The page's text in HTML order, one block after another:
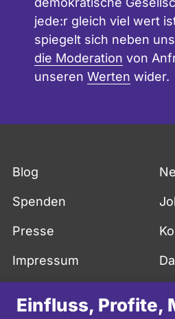
Einfluss, Profite,
jede:r gleich viel wert
spiegelt sich neben
die Moderation von
unseren Werten wider.
Blog
Spenden
Presse
Impressum
More in English